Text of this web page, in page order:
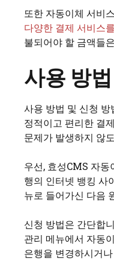
또한 자동이체 서비
다양한 결제 서비스
불되어야 할 금액들
사용 방
사용 방법 및 신청
정적이고 편리한 결
문제가 발생하지 않
우선, 효성CMS 자
행의 인터넷 뱅킹 사
뉴로 들어가신 다음
신청 방법은 간단합
관리 메뉴에서 자동
은행을 변경하시거